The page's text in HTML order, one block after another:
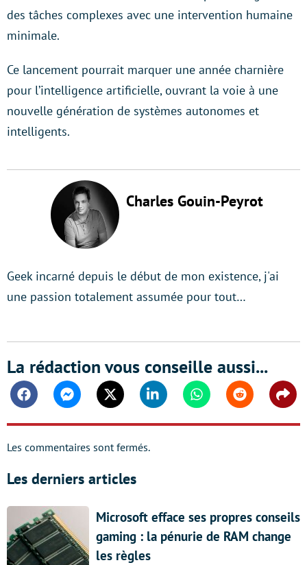
des tâches complexes avec une intervention humaine
minimale.
Ce lancement pourrait marquer une année charnière
pour l’intelligence artificielle, ouvrant la voie à une
nouvelle génération de systèmes autonomes et
intelligents.
Charles Gouin-Peyrot
Geek incarné depuis le début de mon existence, j'ai
une passion totalement assumée pour tout…
La rédaction vous conseille aussi...
FacebookMessengerTwitter Linkedin WhatsappReddit
Les commentaires sont fermés.
Les derniers articles
Microsoft efface ses propres conseils
gaming : la pénurie de RAM change
les règles